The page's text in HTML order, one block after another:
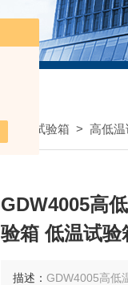
高低温试验箱 >高低
GDW4005高
验箱 低温试验
描述： GDW4005高低